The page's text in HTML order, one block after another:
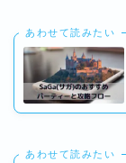
あわせて読みたい
あわせて読みたい